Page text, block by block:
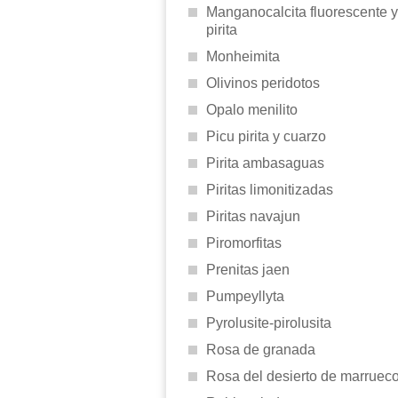
Manganocalcita fluorescente y
pirita
Monheimita
Olivinos peridotos
Opalo menilito
Picu pirita y cuarzo
Pirita ambasaguas
Piritas limonitizadas
Piritas navajun
Piromorfitas
Prenitas jaen
Pumpeyllyta
Pyrolusite-pirolusita
Rosa de granada
Rosa del desierto de